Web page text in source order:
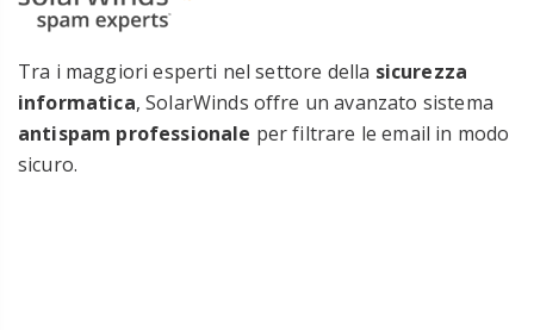
Tra i maggiori esperti nel settore della sicurezza
informatica, SolarWinds offre un avanzato sistema
antispam professionale per filtrare le email in modo
sicuro.